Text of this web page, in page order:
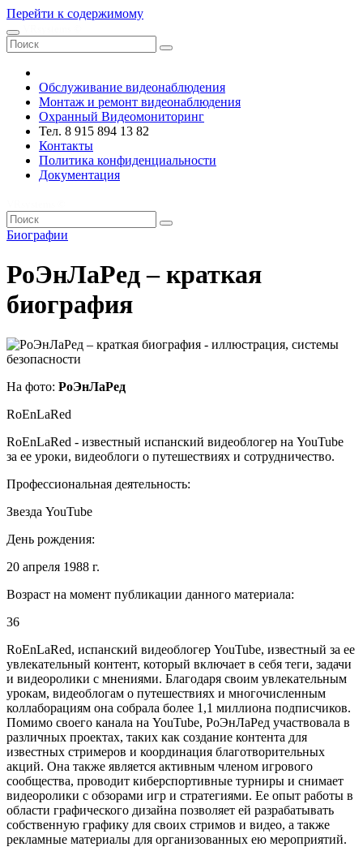
Перейти к содержимому
Обслуживание видеонаблюдения
Монтаж и ремонт видеонаблюдения
Охранный Видеомониторинг
Тел. 8 915 894 13 82
Контакты
Политика конфиденциальности
Документация
Биографии
РоЭнЛаРед – краткая
биография
На фото: РоЭнЛаРед
RoEnLaRed
RoEnLaRed - известный испанский видеоблогер на YouTube
за ее уроки, видеоблоги о путешествиях и сотрудничество.
Профессиональная деятельность:
Звезда YouTube
День рождения:
20 апреля 1988 г.
Возраст на момент публикации данного материала:
36
RoEnLaRed, испанский видеоблогер YouTube, известный за ее
увлекательный контент, который включает в себя теги, задачи
и видеоролики с мнениями. Благодаря своим увлекательным
урокам, видеоблогам о путешествиях и многочисленным
коллаборациям она собрала более 1,1 миллиона подписчиков.
Помимо своего канала на YouTube, РоЭнЛаРед участвовала в
различных проектах, таких как создание контента для
известных стримеров и координация благотворительных
акций. Она также является активным членом игрового
сообщества, проводит киберспортивные турниры и снимает
видеоролики с обзорами игр и стратегиями. Ее опыт работы в
области графического дизайна позволяет ей разрабатывать
собственную графику для своих стримов и видео, а также
рекламные материалы для организованных ею мероприятий.